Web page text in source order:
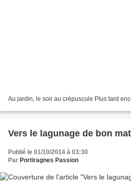
Au jardin, le soir au crépuscule Plus tard
Vers le lagunage de bon
Publié le 01/10/2014 à 03:30
Par Portiragnes Passion